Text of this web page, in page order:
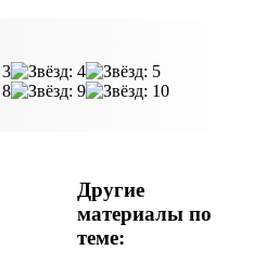
Другие
материалы по
теме: